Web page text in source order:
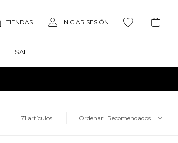
SALE
71 artículos Recomendados